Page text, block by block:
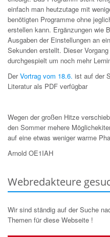
einfach man heutzutage mit
benötigten Programme ohne
erstellen kann. Ergänzungen wie
Ausgaben der Einstellungen an
Sekunden erstellt. Dieser
durchgespielt um noch mehr
DerVortrag vom 18.6. ist auf der
Literatur als PDF verfügbar
Wegen der großen Hitze
den Sommer mehere
auf eine etwas weniger warme
Arnold OE1IAH
Webredakteure
Wir sind ständig auf der Suche
Themen für diese Webseite !